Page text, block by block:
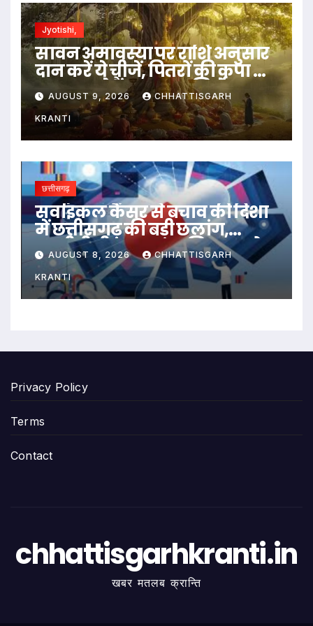
Jyotishi,
सावन अमावस्या पर राशि अनुसार
दान करें ये चीजें, पितरों की कृपा से
खुल सकते हैं सुख-समृद्धि के द्वार…
AUGUST 9, 2026 CHHATTISGARH
KRANTI
छत्तीसगढ़
सर्वाइकल कैंसर से बचाव की दिशा
में छत्तीसगढ़ की बड़ी छलांग,
एचपीवी टीकाकरण अभियान को
मिल रहा व्यापक जनसमर्थन
AUGUST 8, 2026 CHHATTISGARH
KRANTI
Privacy Policy
Terms
Contact
chhattisgarhkranti.in
खबर मतलब क्रान्ति